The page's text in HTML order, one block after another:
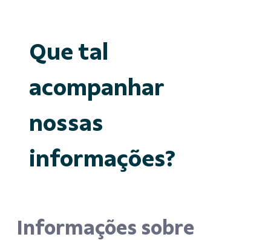
Que tal
acompanhar
nossas
informações?
Informações sobre